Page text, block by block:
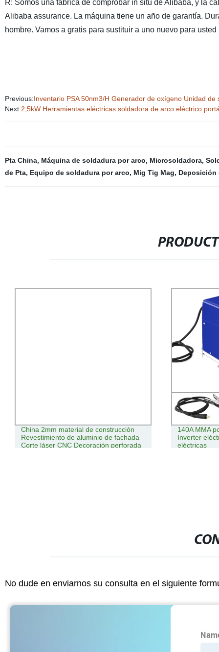
R: Somos una fábrica de comprobar in situ de Alibaba, y la
Alibaba assurance. La máquina tiene un año de garantía.
hombre. Vamos a gratis para sustituir a uno nuevo para
Previous:Inventario PSA 50nm3/H Generador de oxígeno Unidad
Next:2,5kW Herramientas eléctricas soldadora de arco eléctrico
Pta China, Máquina de soldadura por arco, Microsoldadora,
de Pta, Equipo de soldadura por arco, Mig Tig Mag, Deposición
China 2mm material de construcción
Revestimiento de aluminio de fachada
Corte láser CNC Decoración perforada
140A MMA
Inverter
eléctricas
No dude en enviarnos su consulta en el siguiente